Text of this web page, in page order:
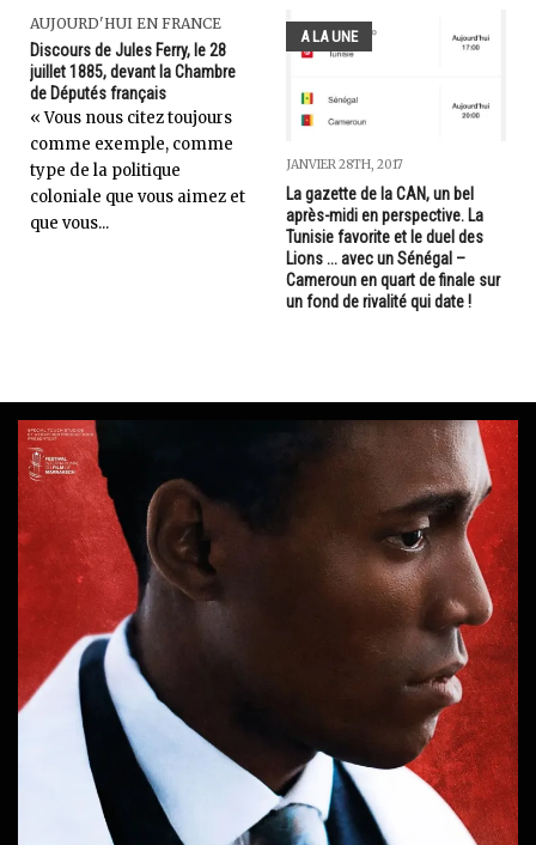
AUJOURD'HUI EN FRANCE
Discours de Jules Ferry, le 28
juillet 1885, devant la Chambre
de Députés français
« Vous nous citez toujours
comme exemple, comme
type de la politique
coloniale que vous aimez et
que vous...
A LA UNE
JANVIER 28TH, 2017
La gazette de la CAN, un bel
après-midi en perspective. La
Tunisie favorite et le duel des
Lions ... avec un Sénégal –
Cameroun en quart de finale sur
un fond de rivalité qui date !